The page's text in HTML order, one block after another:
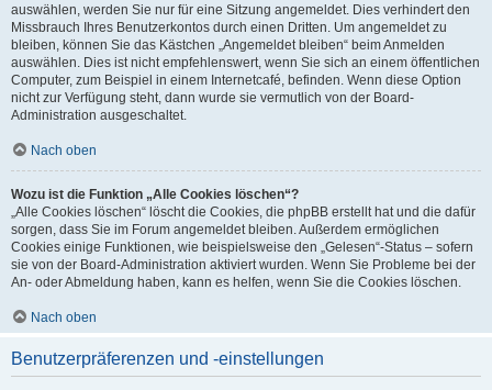
auswählen, werden Sie nur für eine Sitzung angemeldet. Dies verhindert den
Missbrauch Ihres Benutzerkontos durch einen Dritten. Um angemeldet zu
bleiben, können Sie das Kästchen „Angemeldet bleiben“ beim Anmelden
auswählen. Dies ist nicht empfehlenswert, wenn Sie sich an einem öffentlichen
Computer, zum Beispiel in einem Internetcafé, befinden. Wenn diese Option
nicht zur Verfügung steht, dann wurde sie vermutlich von der Board-
Administration ausgeschaltet.
Nach oben
Wozu ist die Funktion „Alle Cookies löschen“?
„Alle Cookies löschen“ löscht die Cookies, die phpBB erstellt hat und die dafür
sorgen, dass Sie im Forum angemeldet bleiben. Außerdem ermöglichen
Cookies einige Funktionen, wie beispielsweise den „Gelesen“-Status – sofern
sie von der Board-Administration aktiviert wurden. Wenn Sie Probleme bei der
An- oder Abmeldung haben, kann es helfen, wenn Sie die Cookies löschen.
Nach oben
Benutzerpräferenzen und -einstellungen